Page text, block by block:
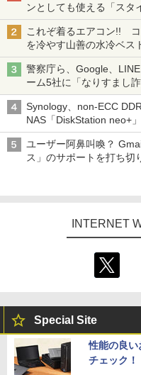
ンとしても使える「スタ
も、持ち替えずに書き込
これぞ着るエアコン!!
を冷やす山善の水冷ベス
ち・ざ・ろーど！その14
警察庁ら、Google、
ーム5社に「なりすまし
真や映像を使った投資詐
Synology、non-ECC
NAS「DiskStation neo+
ECCメモリへのアップグ
ユーザー阿鼻叫喚？
ス」のサポートを打ち切
INTERNET
Special Site
性能の良い
チェック！